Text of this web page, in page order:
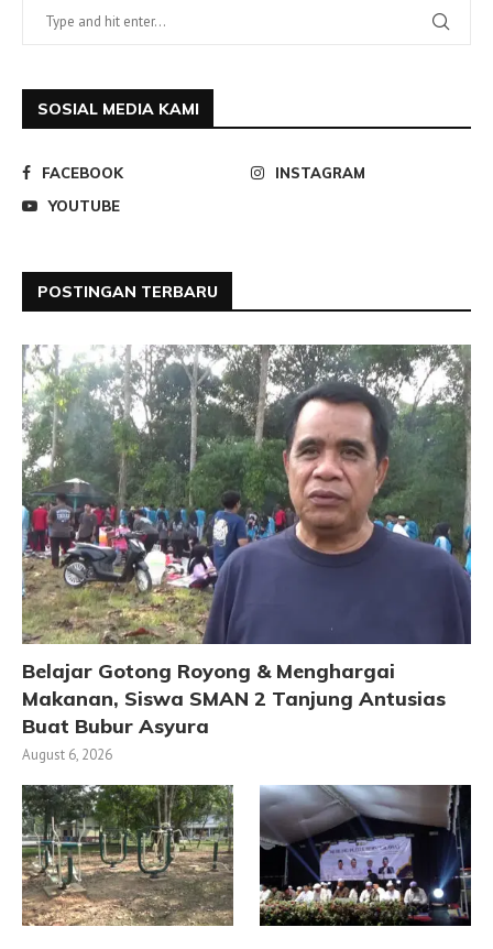
SOSIAL MEDIA KAMI
FACEBOOK
INSTAGRAM
YOUTUBE
POSTINGAN TERBARU
Belajar Gotong Royong & Menghargai
Makanan, Siswa SMAN 2 Tanjung Antusias
Buat Bubur Asyura
August 6, 2026